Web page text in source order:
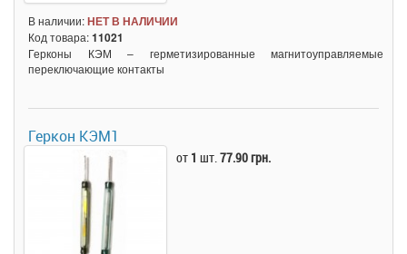
В наличии:НЕТ В НАЛИЧИИ
Код товара:11021
Герконы КЭМ – герметизированные магнитоуправляемые
переключающие контакты
Геркон КЭМ1
от 1 шт.77.90 грн.